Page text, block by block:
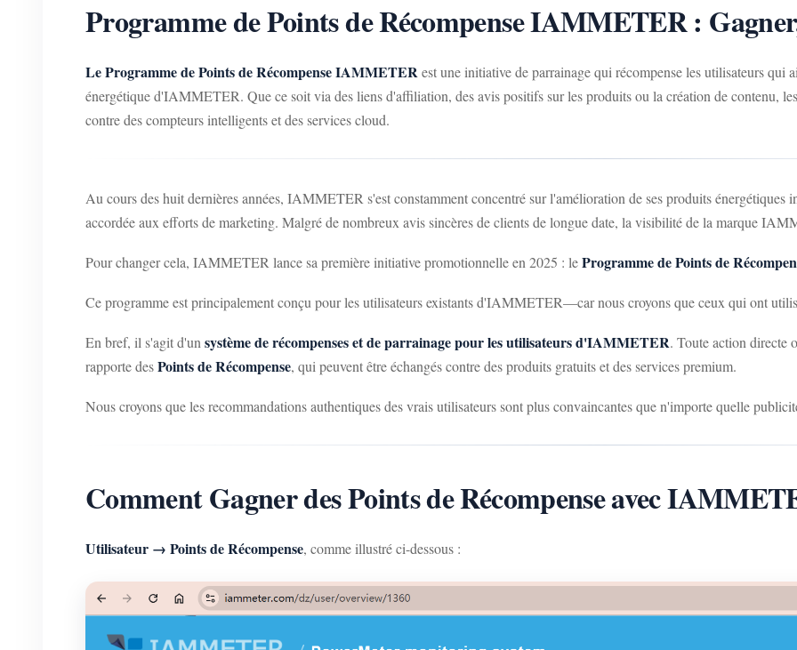
Programme de Points de Récompense IAMMETER :
Le Programme de Points de Récompense IAMMETERest une initiative de parrainage qui récompense les utilisateurs qui
énergétique d'IAMMETER. Que ce soit via des liens d'affiliation, des avis positifs sur les produits ou la création de contenu,
contre des compteurs intelligents et des services cloud.
Au cours des huit dernières années, IAMMETER s'est constamment concentré sur l'amélioration de ses produits énergétiques
accordée aux efforts de marketing. Malgré de nombreux avis sincères de clients de longue date, la visibilité de la marque
Pour changer cela, IAMMETER lance sa première initiative promotionnelle en 2025 : leProgramme de Points de
Ce programme est principalement conçu pour les utilisateurs existants d'IAMMETER—car nous croyons que ceux qui ont
En bref, il s'agit d'unsystème de récompenses et de parrainage pour les utilisateurs d'IAMMETER. Toute action
rapporte desPoints de Récompense, qui peuvent être échangés contre des produits gratuits et des services premium.
Nous croyons que les recommandations authentiques des vrais utilisateurs sont plus convaincantes que n'importe quelle
Comment Gagner des Points de Récompense avec
Utilisateur → Points de Récompense, comme illustré ci-dessous :